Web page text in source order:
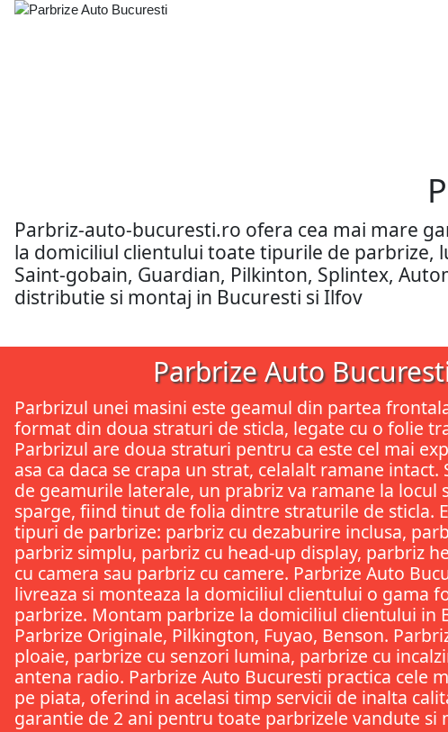
Parbriz-auto-bucuresti.ro ofera cea mai mare
la domiciliul clientului toate tipurile de parbrize,
Saint-gobain, Guardian, Pilkinton, Splintex,
distributie si montaj in Bucuresti si Ilfov
Parbrize Auto
Parbrizul unei masini este geamul din partea
format din doua straturi de sticla, legate cu o folie
Parbrizul are doua straturi pentru ca este cel mai
asa ca daca se crapa un strat, celalalt ramane intact.
de geamurile laterale, un prabriz va ramane la locul
sparge, fiind tinut de folia dintre straturile de sticla.
tipuri de parbrize: parbriz cu dezaburire inclusa,
parbriz simplu, parbriz cu head-up display, parbriz
cu camera sau parbriz cu camere. Parbrize Auto
livreaza si monteaza la domiciliul clientului o gama
parbrize. Montam parbrize la domiciliul clientului in
Parbrize Originale, Pilkington, Fuyao, Benson.
ploaie, parbrize cu senzori lumina, parbrize cu
antena radio. Parbrize Auto Bucuresti practica cele
pe piata, oferind in acelasi timp servicii de inalta
garantie de 2 ani pentru toate parbrizele vandute si